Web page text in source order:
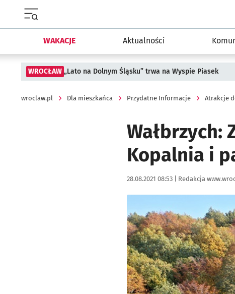
WAKACJE Aktualności
WROCŁAW „Lato na Dolnym Śląsku” trwa na Wyspie Piasek
wroclaw.pl Dla mieszkańca Przydatne Informacje Atrakcje
Wałbrzych:
Kopalnia i
Data publikacji:
28.08.2021 08:53 | Autor:
Redakcja